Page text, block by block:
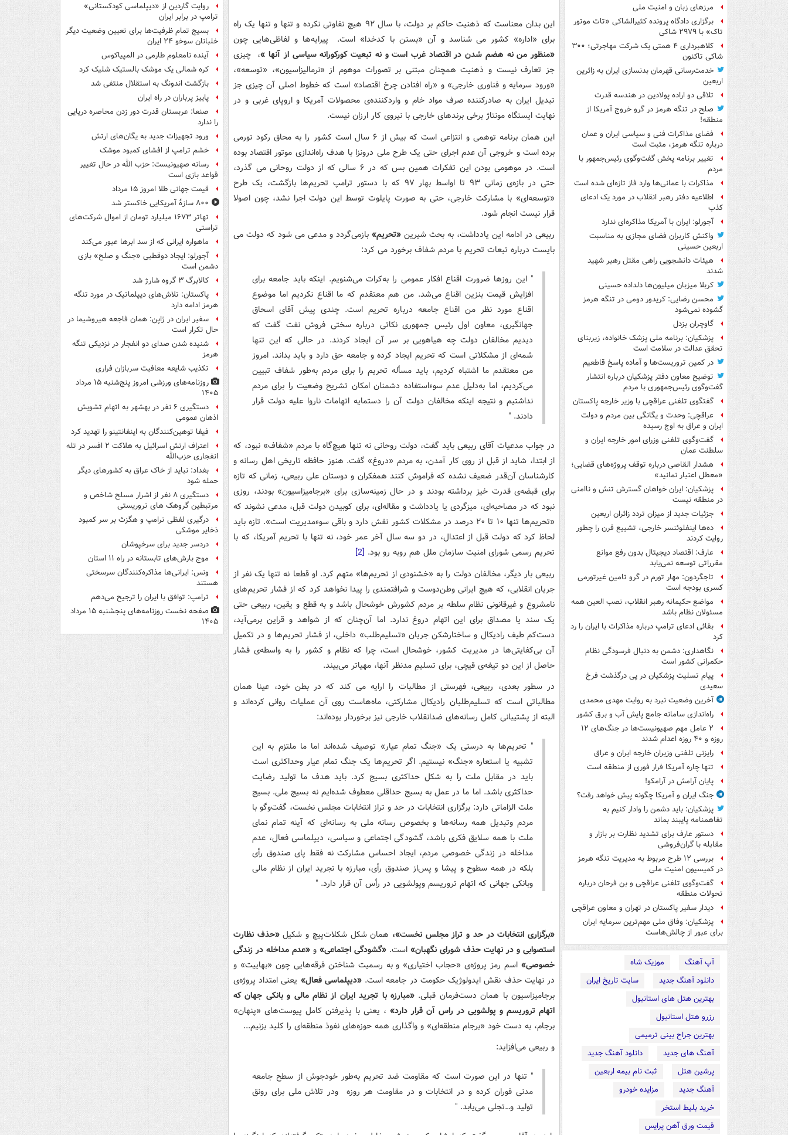
مرزهای زبان و امنیت ملی
برگزاری دادگاه پرونده کثیرالشاکی «تات موتور
تاک» با ۲۹۷۹ شاکی
کلاهبرداری ۴ همتی یک شرکت مهاجرتی؛ ۳۰۰
شاکی تاکنون
خدمت‌رسانی قهرمان بدنسازی ایران به زائرین
اربعین
تلاقی دو اراده پولادین در هندسه قدرت
صلح در تنگه هرمز در گرو خروج آمریکا از
منطقه!
فضای مذاکرات فنی و سیاسی ایران و عمان
درباره تنگه هرمز، مثبت است
تغییر برنامه پخش گفت‌وگوی رئیس‌جمهور با
مردم
مذاکرات با عمانی‌ها وارد فاز تازه‌ای شده است
اطلاعیه دفتر رهبر انقلاب در مورد یک ادعای
کذب
آجورلو: ایران با آمریکا مذاکره‌ای ندارد
واکنش کاربران فضای مجازی به مناسبت
اربعین حسینی
هیئات دانشجویی راهی مقتل رهبر شهید
شدند
کربلا میزبان میلیون‌ها دلداده حسینی
محسن رضایی: کریدور دومی در تنگه هرمز
گشوده نمی‌شود
گاوچران بزدل
پزشکیان: برنامه ملی پزشک خانواده، زیربنای
تحقق عدالت در سلامت است
در کمین تروریست‌ها و آماده پاسخ قاطعیم
توضیح معاون دفتر پزشکیان درباره انتشار
گفت‌وگوی رئیس‌جمهوری با مردم
گفتگوی تلفنی عراقچی با وزیر خارجه پاکستان
عراقچی: وحدت و یگانگی بین مردم و دولت
ایران و عراق به اوج رسیده
گفت‌وگوی تلفنی وزرای امور خارجه ایران و
سلطنت عمان
هشدار القاصی درباره توقف پروژه‌های قضایی؛
«معطل اعتبار نمانید»
پزشکیان: ایران خواهان گسترش تنش و ناامنی
در منطقه نیست
جزئیات جدید از میزان تردد زائران اربعین
ده‌ها اینفلوئنسر خارجی، تشییع قرن را چطور
روایت کردند
عارف: اقتصاد دیجیتال بدون رفع موانع
مقرراتی توسعه نمی‌یابد
تاجگردون: مهار تورم در گرو تامین غیرتورمی
کسری بودجه است
مواضع حکیمانه رهبر انقلاب، نصب العین همه
مسئولان نظام باشد
بقائی ادعای ترامپ درباره مذاکرات با ایران را رد
کرد
نگاهداری: دشمن به دنبال فرسودگی نظام
حکمرانی کشور است
پیام تسلیت پزشکیان در پی درگذشت فرخ
سعیدی
آخرین وضعیت نبرد به روایت مهدی محمدی
راه‌اندازی سامانه جامع پایش آب و برق کشور
۲ عامل مهم صهیونیست‌ها در جنگ‌های ۱۲
روزه و ۴۰ روزه اعدام شدند
رایزنی تلفنی وزیران خارجه ایران و عراق
تنها چاره آمریکا فرار فوری از منطقه است
پایان آرامش در آرامکو!
جنگ ایران و آمریکا چگونه پیش خواهد رفت؟
پزشکیان: باید دشمن را وادار کنیم به
تفاهم‎نامه پایبند بماند
دستور عارف برای تشدید نظارت بر بازار و
مقابله با گران‌فروشی
بررسی ۱۲ طرح مربوط به مدیریت تنگه هرمز
در کمیسیون امنیت ملی
گفت‌وگوی تلفنی عراقچی و بن فرحان درباره
تحولات منطقه
دیدار سفیر پاکستان در تهران و معاون عراقچی
پزشکیان: وفاق ملی مهم‌ترین سرمایه ایران
برای عبور از چالش‌هاست
آپ آهنگ
موزیک شاه
دانلود آهنگ جدید
سایت تاریخ ایران
بهترین هتل های استانبول
رزرو هتل استانبول
بهترین جراح بینی ترمیمی
آهنگ های جدید
دانلود آهنگ جدید
پرشین هتل
ثبت نام بیمه اربعین
آهنگ جدید
مزایده خودرو
خرید بلیط استخر
قیمت ورق آهن پرایس
این بدان معناست که ذهنیت حاکم بر دولت، با سال ۹۲ هیچ تفاوتی نکرده و تنها و تنها یک راه
برای «اداره» کشور می شناسد و آن «بستن با کدخدا» است. پیرایه‌ها و لفاظی‌هایی چون
«منظور من نه هضم شدن در اقتصاد غرب است و نه تبعیت کورکورانه سیاسی از آنها »، چیزی
جز تعارف نیست و ذهنیت همچنان مبتنی بر تصورات موهوم از «نرمالیزاسیون»، «توسعه»،
«ورود سرمایه و فناوری خارجی» و «راه افتادن چرخ اقتصاد» است که خطوط اصلی آن چیزی جز
تبدیل ایران به صادرکننده صرف مواد خام و واردکننده‌ی محصولات آمریکا و اروپای غربی و در
نهایت ایستگاه مونتاژ برخی برندهای خارجی با نیروی کار ارزان نیست.
این همان برنامه توهمی و انتزاعی است که بیش از ۶ سال است کشور را به محاق رکود تورمی
برده است و خروجی آن عدم اجرای حتی یک طرح ملی درونزا با هدف راه‌اندازی موتور اقتصاد بوده
است. در موهومی بودن این تفکرات همین بس که در ۶ سالی که از دولت روحانی می گذرد،
حتی در بازه‌ی زمانی ۹۳ تا اواسط بهار ۹۷ که با دستور ترامپ تحریم‌ها بازگشت، یک طرح
«توسعه‌ای» با مشارکت خارجی، حتی به صورت پایلوت توسط این دولت اجرا نشد، چون اصولا
قرار نیست انجام شود.
ربیعی در ادامه این یادداشت، به بحث شیرین «تحریم» بازمی‌گردد و مدعی می شود که دولت می
بایست درباره تبعات تحریم با مردم شفاف برخورد می کرد:
" این روزها ضرورت اقناع افکار عمومی را به‌کرات می‌شنویم. اینکه باید جامعه برای
افزایش قیمت بنزین اقناع می‌شد. من هم معتقدم که ما اقناع نکردیم اما موضوع
اقناع مورد نظر من اقناع جامعه درباره تحریم است. چندی پیش آقای اسحاق
جهانگیری، معاون اول رئیس جمهوری نکاتی درباره سختی فروش نفت گفت که
دیدیم مخالفان دولت چه هیاهویی بر سر آن ایجاد کردند. در حالی که این تنها
شمه‌ای از مشکلاتی است که تحریم ایجاد کرده و جامعه حق دارد و باید بداند. امروز
من معتقدم ما اشتباه کردیم، باید مسأله تحریم را برای مردم به‌طور شفاف تبیین
می‌کردیم، اما به‌دلیل عدم سوءاستفاده دشمنان امکان تشریح وضعیت را برای مردم
نداشتیم و نتیجه اینکه مخالفان دولت آن را دستمایه اتهامات ناروا علیه دولت قرار
دادند. "
در جواب مدعیات آقای ربیعی باید گفت، دولت روحانی نه تنها هیچ‌گاه با مردم «شفاف» نبود، که
از ابتدا، شاید از قبل از روی کار آمدن، به مردم «دروغ» گفت. هنوز حافظه تاریخی اهل رسانه و
کارشناسان آن‌قدر ضعیف نشده که فراموش کنند همفکران و دوستان علی ربیعی، زمانی که تازه
برای قبضه‌ی قدرت خیز برداشته بودند و در حال زمینه‌سازی برای «برجامیزاسیون» بودند، روزی
نبود که در مصاحبه‌ای، میزگردی یا یادداشت و مقاله‌ای، برای کوبیدن دولت قبل، مدعی نشوند که
«تحریم‌ها تنها ۱۰ تا ۲۰ درصد در مشکلات کشور نقش دارد و باقی سوء‌مدیریت است». تازه باید
لحاظ کرد که دولت قبل از اعتدال، در دو سه سال آخر عمر خود، نه تنها با تحریم آمریکا، که با
تحریم رسمی شورای امنیت سازمان ملل هم روبه رو بود. [2]
ربیعی بار دیگر، مخالفان دولت را به «خشنودی از تحریم‌ها» متهم کرد. او قطعا نه تنها یک نفر از
جریان انقلابی، که هیچ ایرانی وطن‌دوست و شرافتمندی را پیدا نخواهد کرد که از فشار تحریم‌های
نامشروع و غیرقانونی نظام سلطه بر مردم کشورش خوشحال باشد و به قطع و یقین، ربیعی حتی
یک سند یا مصداق برای این اتهام دروغ ندارد. اما آن‌چنان که از شواهد و قراین برمی‌آید،
دست‌کم طیف رادیکال و ساختارشکن جریان «تسلیم‌طلب» داخلی، از فشار تحریم‌ها و در تکمیل
آن بی‌کفایتی‌ها در مدیریت کشور، خوشحال است، چرا که نظام و کشور را به واسطه‌ی فشار
حاصل از این دو تیغه‌ی قیچی، برای تسلیمِ مدنظر آنها، مهیاتر می‌بیند.
در سطور بعدی، ربیعی، فهرستی از مطالبات را ارایه می کند که در بطن خود، عینا همان
مطالباتی است که تسلیم‌طلبان رادیکال مشارکتی، ماه‌هاست روی آن عملیات روانی کرده‌اند و
البته از پشتیبانی کامل رسانه‌های ضدانقلاب خارجی نیز برخوردار بوده‌اند:
" تحریم‌ها به درستی یک «جنگ تمام عیار» توصیف شده‌اند اما ما ملتزم به این
تشبیه یا استعاره «جنگ» نیستیم. اگر تحریم‌ها یک جنگ تمام عیار وحداکثری است
باید در مقابل ملت را به شکل حداکثری بسیج کرد. باید هدف ما تولید رضایت
حداکثری باشد. اما ما در عمل به بسیج حداقلی معطوف شده‌ایم نه بسیج ملی. بسیج
ملت الزاماتی دارد: برگزاری انتخابات در حد و تراز انتخابات مجلس نخست، گفت‌وگو با
مردم وتبدیل همه رسانه‌ها و بخصوص رسانه ملی به رسانه‌ای که آینه تمام نمای
ملت با همه سلایق فکری باشد، گشودگی اجتماعی و سیاسی، دیپلماسی فعال، عدم
مداخله در زندگی خصوصی مردم، ایجاد احساس مشارکت نه فقط پای صندوق رأی
بلکه در همه سطوح و پیشا و پس‌از صندوق رأی، مبارزه با تجرید ایران از نظام مالی
وبانکی جهانی که اتهام تروریسم وپولشویی در رأس آن قرار دارد. "
«برگزاری انتخابات در حد و تراز مجلس نخست»، همان شکل شکلات‌پیچ و شکیل«حذف نظارت
استصوابی و در نهایت حذف شورای نگهبان» است. «گشودگی اجتماعی» و «عدم مداخله در زندگی
خصوصی» اسم رمز پروژه‌ی «حجاب اختیاری» و به رسمیت شناختن فرقه‌هایی چون «بهاییت» و
در نهایت حذف نقش ایدولوژیک حکومت در جامعه است.«دیپلماسی فعال» یعنی امتداد پروژه‌ی
برجامیزاسیون با همان دست‌فرمان قبلی. «مبارزه با تجرید ایران از نظام مالی و بانکی جهان که
اتهام تروریسم و پولشویی در راس آن قرار دارد» ، یعنی با پذیرفتن کامل پیوست‌های «پنهان»
برجام، به دست خود «برجام منطقه‌ای» و واگذاری همه حوزه‌های نفوذ منطقه‌ای را کلید بزنیم...
و ربیعی می‌افزاید:
" تنها در این صورت است که مقاومت ضد تحریم به‌طور خودجوش از سطح جامعه
مدنی فوران کرده و در انتخابات و در مقاومت هر روزه ودر تلاش ملی برای رونق
تولید و…تجلی می‌یابد. "
روایت گاردین از «دیپلماسی کودکستانی»
ترامپ در برابر ایران
بسیج تمام ظرفیت‌ها برای تعیین وضعیت دیگر
خلبانان سوخو ۲۴ ایران
آینده نامعلوم طارمی در المپیاکوس
کره شمالی یک موشک بالستیک شلیک کرد
بازگشت اندونگ به استقلال منتفی شد
پاییز پرباران در راه ایران
صنعا: عربستان قدرت دور زدن محاصره دریایی
را ندارد
ورود تجهیزات جدید به یگان‌های ارتش
خشم ترامپ از افشای کمبود موشک
رسانه صهیونیست: حزب الله در حال تغییر
قواعد بازی است
قیمت جهانی طلا امروز ۱۵ مرداد
۸۰۰ سازۀ آمریکایی خاکستر شد
تهاتر ۱۶۷۳ میلیارد تومان از اموال شرکت‌های
تراستی
ماهواره ایرانی که از سد ابرها عبور می‌کند
آجورلو: ایجاد دوقطبی «جنگ و صلح‌» بازی
دشمن است
کالابرگ ۳ گروه شارژ شد
پاکستان: تلاش‌های دیپلماتیک در مورد تنگه
هرمز ادامه دارد
سفیر ایران در ژاپن: همان فاجعه هیروشیما در
حال تکرار است
شنیده شدن صدای دو انفجار در نزدیکی تنگه
هرمز
تکذیب شایعه معافیت سربازان فراری
روزنامه‌های ورزشی امروز پنج‌شنبه ۱۵ مرداد
۱۴۰۵
دستگیری ۶ نفر در بهشهر به اتهام تشویش
اذهان عمومی
فیفا توهین‌کنندگان به اینفانتینو را تهدید کرد
اعتراف ارتش اسرائیل به هلاکت ۲ افسر در تله
انفجاری حزب‌الله
بغداد: نباید از خاک عراق به کشورهای دیگر
حمله شود
دستگیری ۸ نفر از اشرار مسلح شاخص و
مرتبطین گروهک های تروریستی
درگیری لفظی ترامپ و هگزث بر سر کمبود
ذخایر موشکی
دردسر جدید برای سرخپوشان
موج بارش‌های تابستانه در راه ۱۱ استان
ونس: ایرانی‌ها مذاکره‌کنندگان سرسختی
هستند
ترامپ: توافق با ایران را ترجیح می‌دهم
صفحه نخست روزنامه‌های پنجشنبه ۱۵ مرداد
۱۴۰۵